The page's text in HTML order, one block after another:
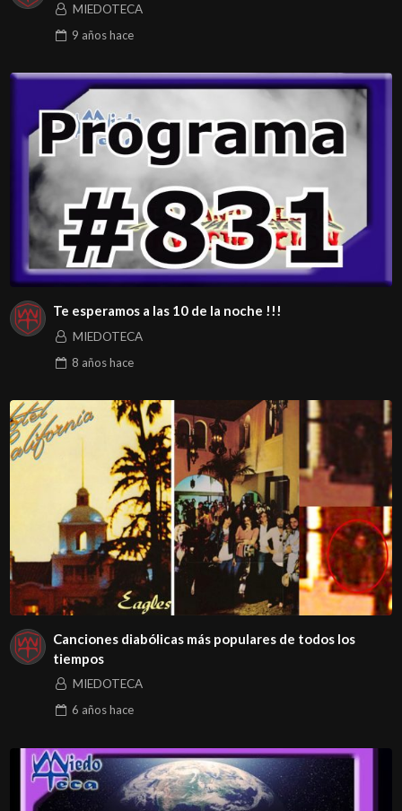
MIEDOTECA
9 añoshace
Te esperamos a las 10 de la noche !!!
MIEDOTECA
8 añoshace
Canciones diabólicas más populares de todos los
tiempos
MIEDOTECA
6 añoshace